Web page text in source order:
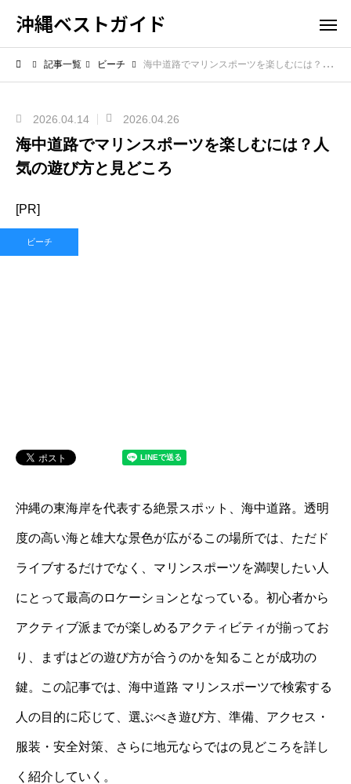
沖縄ベストガイド
記事一覧 ビーチ 海中道路でマリンスポーツを楽しむには？人気の遊び方と見どころ
2026.04.14 2026.04.26
海中道路でマリンスポーツを楽しむには？人
気の遊び方と見どころ
[PR]
ビーチ
沖縄の東海岸を代表する絶景スポット、海中道路。透明
度の高い海と雄大な景色が広がるこの場所では、ただド
ライブするだけでなく、マリンスポーツを満喫したい人
にとって最高のロケーションとなっている。初心者から
アクティブ派までが楽しめるアクティビティが揃ってお
り、まずはどの遊び方が合うのかを知ることが成功の
鍵。この記事では、海中道路 マリンスポーツで検索する
人の目的に応じて、選ぶべき遊び方、準備、アクセス・
服装・安全対策、さらに地元ならではの見どころを詳し
く紹介していく。